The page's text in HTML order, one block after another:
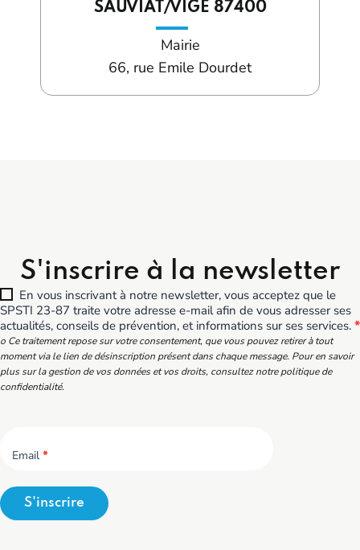
SAUVIAT/VIGE 87400
Mairie
66, rue Emile Dourdet
S'inscrire à la newsletter
En vous inscrivant à notre newsletter, vous acceptez que le
SPSTI 23-87 traite votre adresse e-mail afin de vous adresser ses
actualités, conseils de prévention, et informations sur ses services. *
o Ce traitement repose sur votre consentement, que vous pouvez retirer à tout
moment via le lien de désinscription présent dans chaque message. Pour en savoir
plus sur la gestion de vos données et vos droits, consultez notre politique de
confidentialité.
Email *
S'inscrire